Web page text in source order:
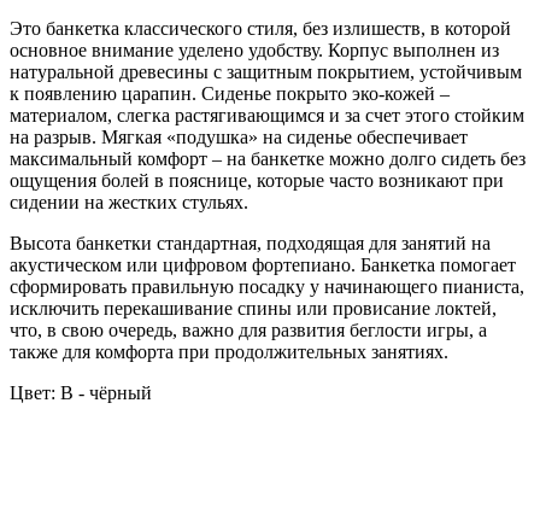
Это банкетка классического стиля, без излишеств, в которой
основное внимание уделено удобству. Корпус выполнен из
натуральной древесины с защитным покрытием, устойчивым
к появлению царапин. Сиденье покрыто эко-кожей –
материалом, слегка растягивающимся и за счет этого стойким
на разрыв. Мягкая «подушка» на сиденье обеспечивает
максимальный комфорт – на банкетке можно долго сидеть без
ощущения болей в пояснице, которые часто возникают при
сидении на жестких стульях.
Высота банкетки стандартная, подходящая для занятий на
акустическом или цифровом фортепиано. Банкетка помогает
сформировать правильную посадку у начинающего пианиста,
исключить перекашивание спины или провисание локтей,
что, в свою очередь, важно для развития беглости игры, а
также для комфорта при продолжительных занятиях.
Цвет: B - чёрный